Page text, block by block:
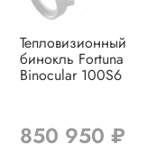
Тепловизионный
бинокль Fortuna
Binocular 100S6
850 950 ₽